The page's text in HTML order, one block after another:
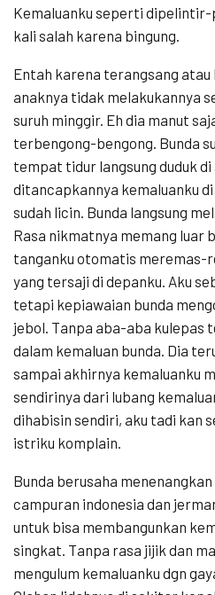
Kemaluanku seperti
kali salah karena bingung.
Entah karena terangsang
anaknya tidak melakukannya
suruh minggir. Eh dia manut
terbengong-bengong. Bunda
tempat tidur langsung duduk
ditancapkannya kemaluanku
sudah licin. Bunda langsung
Rasa nikmatnya memang luar
tanganku otomatis meremas-
yang tersaji di depanku. Aku
tetapi kepiawaian bunda
jebol. Tanpa aba-aba kulepas
dalam kemaluan bunda. Dia
sampai akhirnya kemaluanku
sendirinya dari lubang
dihabisin sendiri, aku tadi kan
istriku komplain.
Bunda berusaha
campuran indonesia dan
untuk bisa membangunkan
singkat. Tanpa rasa jijik dan
mengulum kemaluanku dgn